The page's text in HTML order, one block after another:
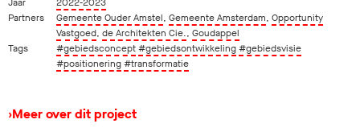
Partners
Gemeente Ouder Amstel, Gemeente Amsterdam, Opportunity
Vastgoed, de Architekten Cie., Goudappel
Tags
#gebiedsconcept#gebiedsontwikkeling#gebiedsvisie
#positionering#transformatie
›Meer over dit project